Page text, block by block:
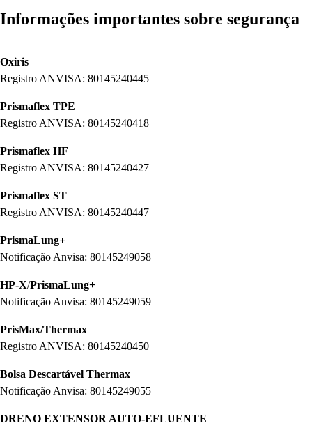
Informações importantes sobre segurança
Oxiris
Registro ANVISA: 80145240445
Prismaflex TPE
Registro ANVISA: 80145240418
Prismaflex HF
Registro ANVISA: 80145240427
Prismaflex ST
Registro ANVISA: 80145240447
PrismaLung+
Notificação Anvisa: 80145249058
HP-X/PrismaLung+
Notificação Anvisa: 80145249059
PrisMax/Thermax
Registro ANVISA: 80145240450
Bolsa Descartável Thermax
Notificação Anvisa: 80145249055
DRENO EXTENSOR AUTO-EFLUENTE